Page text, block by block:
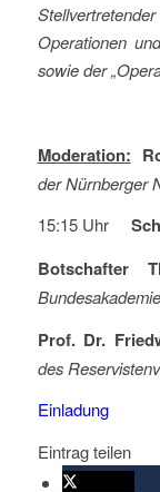
Operationen
sowie der
Moderation:
der Nürnberger
15:15 Uhr
Botschafter
Prof. Dr.
des
Einladung
Eintrag teilen